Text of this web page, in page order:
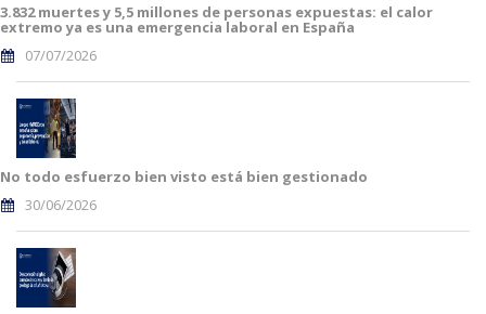
3.832 muertes y 5,5 millones de personas expuestas: el calor
extremo ya es una emergencia laboral en España
07/07/2026
No todo esfuerzo bien visto está bien gestionado
30/06/2026